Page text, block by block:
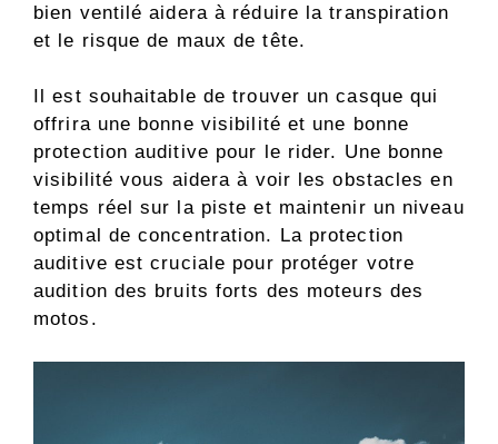
bien ventilé aidera à réduire la transpiration
et le risque de maux de tête.
Il est souhaitable de trouver un casque qui
offrira une bonne visibilité et une bonne
protection auditive pour le rider. Une bonne
visibilité vous aidera à voir les obstacles en
temps réel sur la piste et maintenir un niveau
optimal de concentration. La protection
auditive est cruciale pour protéger votre
audition des bruits forts des moteurs des
motos.